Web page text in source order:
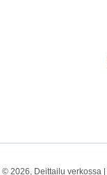
© 2026, Deittailu verkossa |